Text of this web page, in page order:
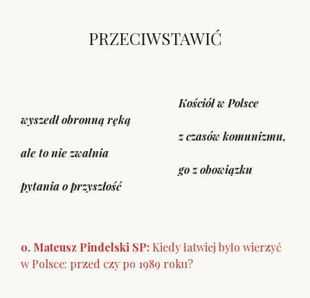
PRZECIWSTAWIĆ
Kościół w Polsce
wyszedł obronną ręką
z czasów komunizmu,
ale to nie zwalnia
go z obowiązku
pytania o przyszłość
o. Mateusz Pindelski SP: Kiedy łatwiej było wierzyć
w Polsce: przed czy po 1989 roku?